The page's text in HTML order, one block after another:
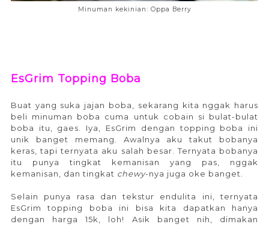
Minuman kekinian: Oppa Berry
EsGrim Topping Boba
Buat yang suka jajan boba, sekarang kita nggak harus
beli minuman boba cuma untuk cobain si bulat-bulat
boba itu, gaes. Iya, EsGrim dengan topping boba ini
unik banget memang. Awalnya aku takut bobanya
keras, tapi ternyata aku salah besar. Ternyata bobanya
itu punya tingkat kemanisan yang pas, nggak
kemanisan, dan tingkat chewy-nya juga oke banget.
Selain punya rasa dan tekstur endulita ini, ternyata
EsGrim topping boba ini bisa kita dapatkan hanya
dengan harga 15k, loh! Asik banget nih, dimakan